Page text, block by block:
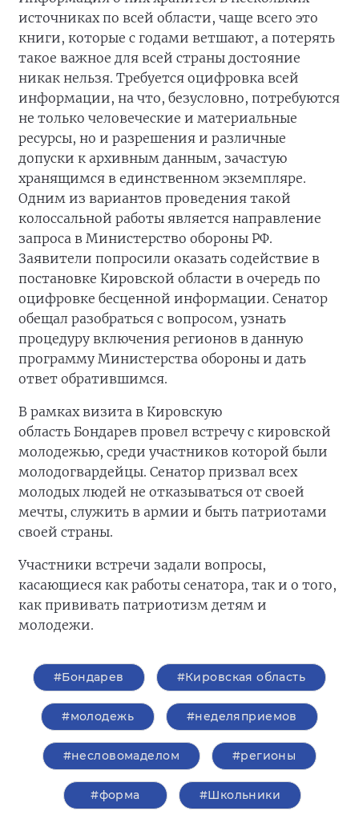
источниках по всей области, чаще всего это
книги, которые с годами ветшают, а потерять
такое важное для всей страны достояние
никак нельзя. Требуется оцифровка всей
информации, на что, безусловно, потребуются
не только человеческие и материальные
ресурсы, но и разрешения и различные
допуски к архивным данным, зачастую
хранящимся в единственном экземпляре.
Одним из вариантов проведения такой
колоссальной работы является направление
запроса в Министерство обороны РФ.
Заявители попросили оказать содействие в
постановке Кировской области в очередь по
оцифровке бесценной информации. Сенатор
обещал разобраться с вопросом, узнать
процедуру включения регионов в данную
программу Министерства обороны и дать
ответ обратившимся.
В рамках визита в Кировскую
область Бондарев провел встречу с кировской
молодежью, среди участников которой были
молодогвардейцы. Сенатор призвал всех
молодых людей не отказываться от своей
мечты, служить в армии и быть патриотами
своей страны.
Участники встречи задали вопросы,
касающиеся как работы сенатора, так и о того,
как прививать патриотизм детям и
молодежи.
#Бондарев #Кировская область
#молодежь #неделяприемов
#несловомаделом #регионы
#форма #Школьники